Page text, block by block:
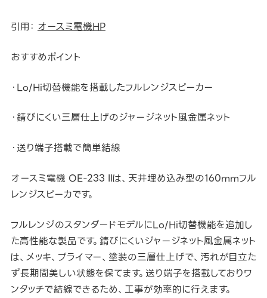
引用： オースミ電機HP
おすすめポイント
・Lo/Hi切替機能を搭載したフルレンジスピーカー
・錆びにくい三層仕上げのジャージネット風金属ネット
・送り端子搭載で簡単結線
オースミ電機 OE-233 IIは、天井埋め込み型の160mmフル
レンジスピーカです。
フルレンジのスタンダードモデルにLo/Hi切替機能を追加し
た高性能な製品です。錆びにくいジャージネット風金属ネット
は、メッキ、プライマー、塗装の三層仕上げで、汚れが目立た
ず長期間美しい状態を保てます。送り端子を搭載しておりワ
ンタッチで結線できるため、工事が効率的に行えます。